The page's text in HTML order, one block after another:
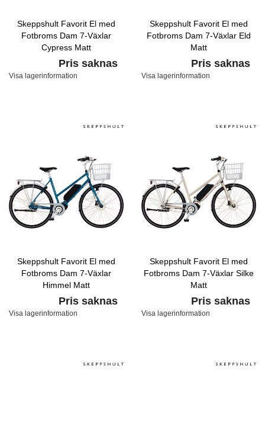
Skeppshult Favorit El med
Fotbroms Dam 7-Växlar
Cypress Matt
Pris saknas
Visa lagerinformation
Skeppshult Favorit El med
Fotbroms Dam 7-Växlar Eld
Matt
Pris saknas
Visa lagerinformation
Skeppshult Favorit El med
Fotbroms Dam 7-Växlar
Himmel Matt
Pris saknas
Visa lagerinformation
Skeppshult Favorit El med
Fotbroms Dam 7-Växlar Silke
Matt
Pris saknas
Visa lagerinformation